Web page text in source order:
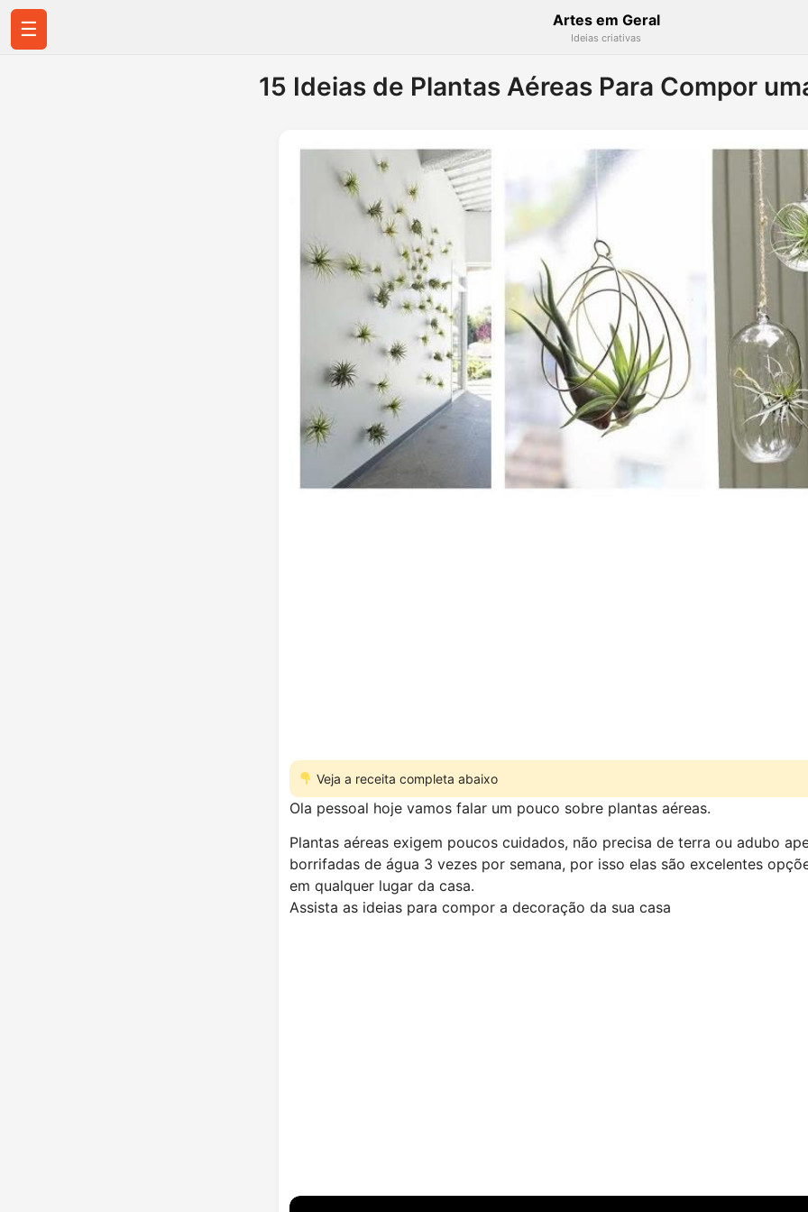
☰ Artes em Geral
Ideias criativas
15 Ideias de Plantas Aéreas Para Compor
Veja a receita completa abaixo
Ola pessoal hoje vamos falar um pouco sobre plantas aéreas.
Plantas aéreas exigem poucos cuidados, não precisa de terra ou adubo
borrifadas de água 3 vezes por semana, por isso elas são excelentes
em qualquer lugar da casa.
Assista as ideias para compor a decoração da sua casa